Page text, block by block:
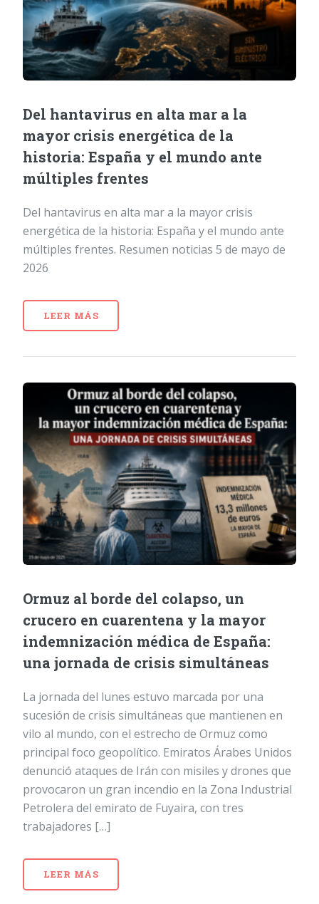
Del hantavirus en alta mar a la
mayor crisis energética de la
historia: España y el mundo ante
múltiples frentes
Del hantavirus en alta mar a la mayor crisis
energética de la historia: España y el mundo ante
múltiples frentes. Resumen noticias 5 de mayo de
2026
LEER MÁS
Ormuz al borde del colapso, un
crucero en cuarentena y la mayor
indemnización médica de España:
una jornada de crisis simultáneas
La jornada del lunes estuvo marcada por una
sucesión de crisis simultáneas que mantienen en
vilo al mundo, con el estrecho de Ormuz como
principal foco geopolítico. Emiratos Árabes Unidos
denunció ataques de Irán con misiles y drones que
provocaron un gran incendio en la Zona Industrial
Petrolera del emirato de Fuyaira, con tres
trabajadores […]
LEER MÁS